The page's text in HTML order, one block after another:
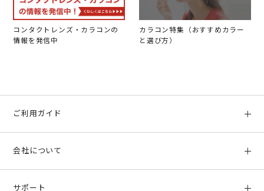
コンタクトレンズ・カラコンの
情報を発信中
カラコン特集（おすすめカラー
と選び方）
ご利用ガイド
お支払い方法、配送について
会社について
サポート